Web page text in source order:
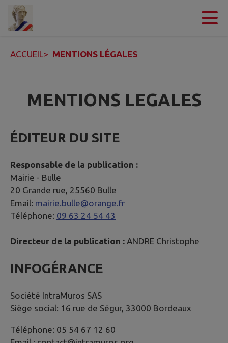
Contenu
ACCUEIL> MENTIONS LÉGALES
MENTIONS LEGALES
ÉDITEUR DU SITE
Responsable de la publication :
Mairie - Bulle
20 Grande rue, 25560 Bulle
Email: mairie.bulle@orange.fr
Téléphone: 09 63 24 54 43
Directeur de la publication : ANDRE Christophe
INFOGÉRANCE
Société IntraMuros SAS
Siège social: 16 rue de Ségur, 33000 Bordeaux
Téléphone: 05 54 67 12 60